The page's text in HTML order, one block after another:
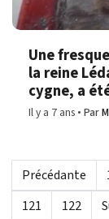
Une
la reine
cygne, a
Il y a 7 ans Par
Précédante
121
122